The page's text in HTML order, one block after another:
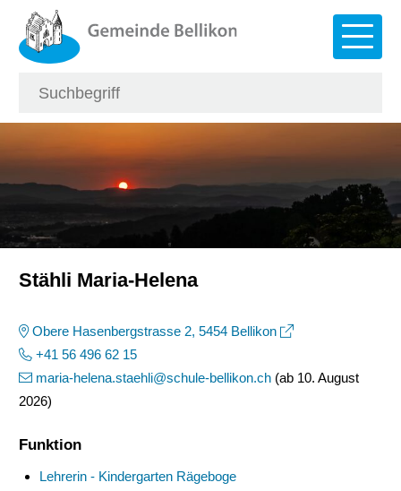
Navigieren in Bellikon
Schnellnavigation
Stähli Maria-Helena
Obere Hasenbergstrasse 2, 5454 Bellikon
+41 56 496 62 15
maria-helena.staehli@schule-bellikon.ch (ab 10. August
2026)
Funktion
Lehrerin - Kindergarten Rägeboge